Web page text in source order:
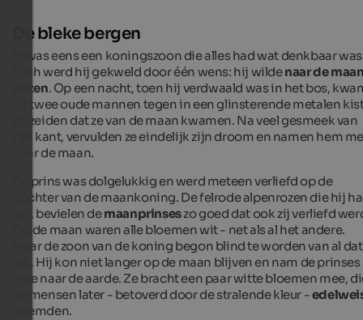
De bleke bergen
Er was eens een koningszoon die alles had wat denkbaar
Toch werd hij gekweld door één wens: hij wildenaar de
reizen. Op een nacht, toen hij verdwaald was in het bos,
hij twee oude mannen tegen in een glinsterende metalen
Ze zeiden dat ze van de maan kwamen. Na veel gesmeek van
zijn kant, vervulden ze eindelijk zijn droom en namen hem
naar de maan.
De prins was dolgelukkig en werd meteen verliefd op de
dochter van de maankoning. De felrode alpenrozen die hij
gaf, bevielen demaanprinseszo goed dat ook zij verliefd
Op de maan waren alle bloemen wit - net als al het andere.
Maar de zoon van de koning begon blind te worden van al dat
wit. Hij kon niet langer op de maan blijven en nam de prinses
mee naar de aarde. Ze bracht een paar witte bloemen mee,
de mensen later - betoverd door de stralende kleur -
noemden.